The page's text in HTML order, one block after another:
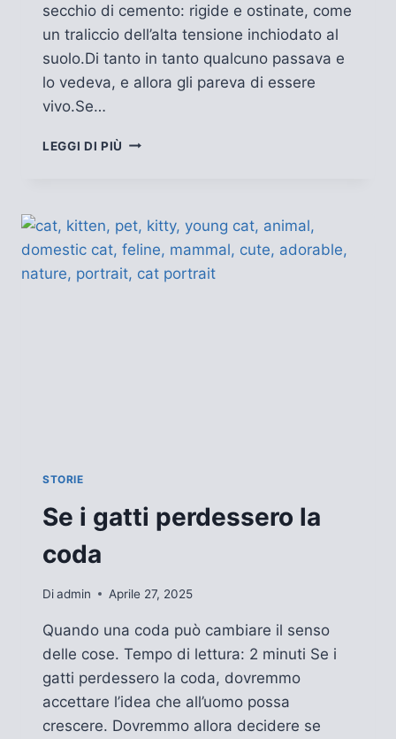
secchio di cemento: rigide e ostinate, come
un traliccio dell’alta tensione inchiodato al
suolo.Di tanto in tanto qualcuno passava e
lo vedeva, e allora gli pareva di essere
vivo.Se…
LEGGI DI PIÙ ZAMIRA
STORIE
Se i gatti perdessero la
coda
Diadmin Aprile 27, 2025
Quando una coda può cambiare il senso
delle cose. Tempo di lettura: 2 minuti Se i
gatti perdessero la coda, dovremmo
accettare l’idea che all’uomo possa
crescere. Dovremmo allora decidere se